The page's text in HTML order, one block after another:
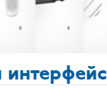
интерфейс